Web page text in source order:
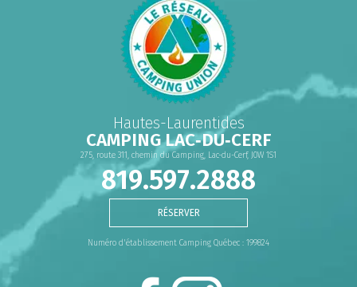
Hautes-Laurentides
CAMPING LAC‑DU‑CERF
275, route 311, chemin du Camping, Lac-du-Cerf, J0W 1S1
819.597.2888
RÉSERVER
Numéro d'établissement Camping Québec : 199824